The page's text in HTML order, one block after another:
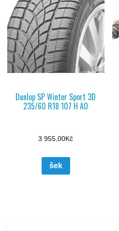
Dunlop SP Winter Sport 3D
235/60 R18 107 H AO
3 955,00Kč
šek